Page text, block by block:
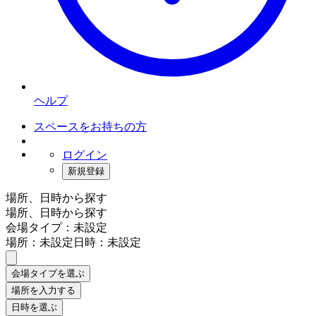
ヘルプ
スペースをお持ちの方
ログイン
新規登録
場所、日時から探す
場所、日時から探す
会場タイプ：未設定
場所：未設定日時：未設定
会場タイプを選ぶ
場所を入力する
日時を選ぶ